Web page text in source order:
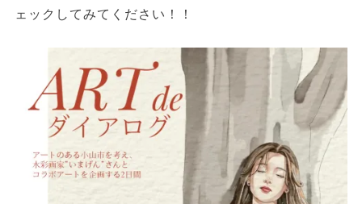
ェックしてみてください！！